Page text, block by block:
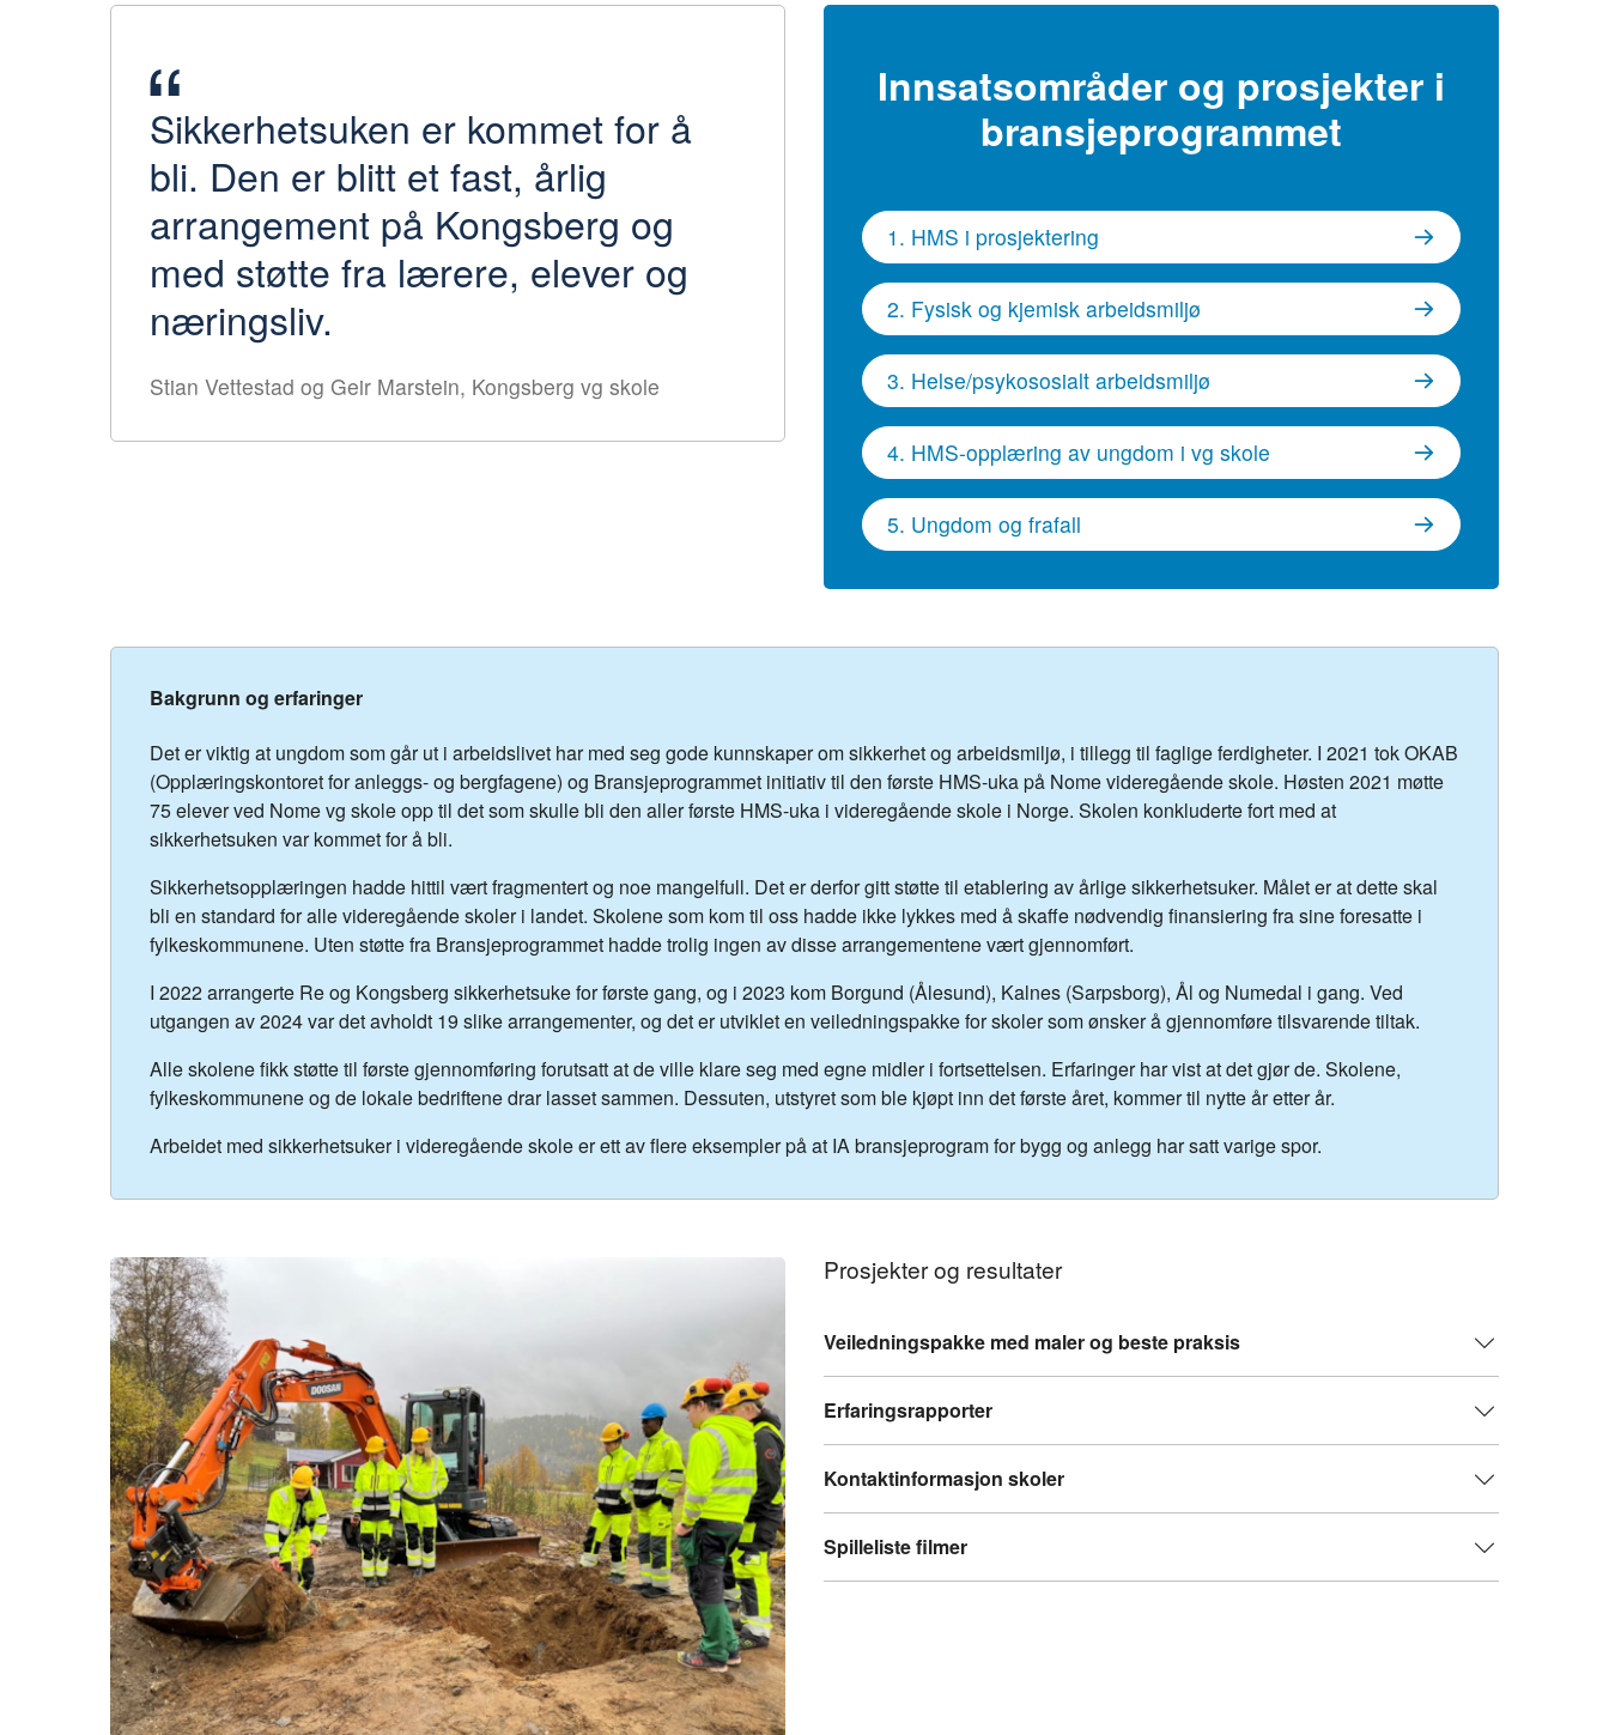
Sikkerhetsuken er kommet for å
bli. Den er blitt et fast, årlig
arrangement på Kongsberg og
med støtte fra lærere, elever og
næringsliv.
Stian Vettestad og Geir Marstein, Kongsberg vg skole
Innsatsområder og prosjekter i
bransjeprogrammet
1. HMS i prosjektering
2. Fysisk og kjemisk arbeidsmiljø
3. Helse/psykososialt arbeidsmiljø
4. HMS-opplæring av ungdom i vg skole
5. Ungdom og frafall
Bakgrunn og erfaringer
Det er viktig at ungdom som går ut i arbeidslivet har med seg gode kunnskaper om sikkerhet og arbeidsmiljø, i tillegg til faglige ferdigheter. I 2021 tok OKAB
(Opplæringskontoret for anleggs- og bergfagene) og Bransjeprogrammet initiativ til den første HMS-uka på Nome videregående skole. Høsten 2021 møtte
75 elever ved Nome vg skole opp til det som skulle bli den aller første HMS-uka i videregående skole i Norge. Skolen konkluderte fort med at
sikkerhetsuken var kommet for å bli.
Sikkerhetsopplæringen hadde hittil vært fragmentert og noe mangelfull. Det er derfor gitt støtte til etablering av årlige sikkerhetsuker. Målet er at dette skal
bli en standard for alle videregående skoler i landet. Skolene som kom til oss hadde ikke lykkes med å skaffe nødvendig finansiering fra sine foresatte i
fylkeskommunene. Uten støtte fra Bransjeprogrammet hadde trolig ingen av disse arrangementene vært gjennomført.
I 2022 arrangerte Re og Kongsberg sikkerhetsuke for første gang, og i 2023 kom Borgund (Ålesund), Kalnes (Sarpsborg), Ål og Numedal i gang. Ved
utgangen av 2024 var det avholdt 19 slike arrangementer, og det er utviklet en veiledningspakke for skoler som ønsker å gjennomføre tilsvarende tiltak.
Alle skolene fikk støtte til første gjennomføring forutsatt at de ville klare seg med egne midler i fortsettelsen. Erfaringer har vist at det gjør de. Skolene,
fylkeskommunene og de lokale bedriftene drar lasset sammen. Dessuten, utstyret som ble kjøpt inn det første året, kommer til nytte år etter år.
Arbeidet med sikkerhetsuker i videregående skole er ett av flere eksempler på at IA bransjeprogram for bygg og anlegg har satt varige spor.
Prosjekter og resultater
Veiledningspakke med maler og beste praksis
Erfaringsrapporter
Kontaktinformasjon skoler
Spilleliste filmer